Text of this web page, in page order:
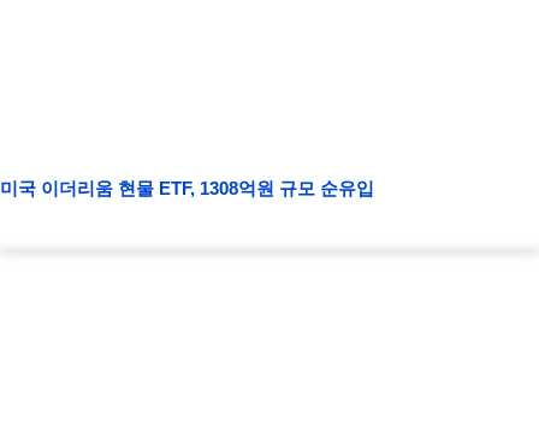
미국 이더리움 현물 ETF, 1308억원 규모 순유입